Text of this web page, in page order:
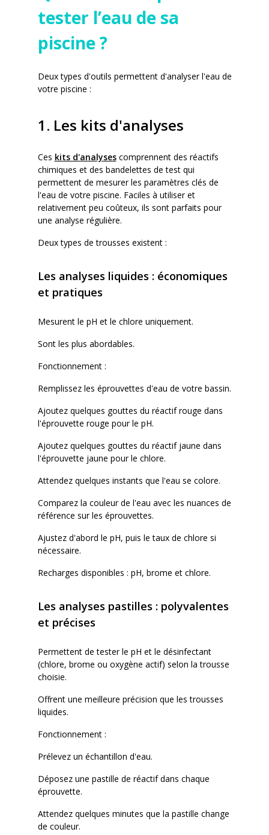
tester l’eau de sa
piscine ?
Deux types d'outils permettent d'analyser l'eau de
votre piscine :
1. Les kits d'analyses
Ces kits d'analysescomprennent des réactifs
chimiques et des bandelettes de test qui
permettent de mesurer les paramètres clés de
l'eau de votre piscine. Faciles à utiliser et
relativement peu coûteux, ils sont parfaits pour
une analyse régulière.
Deux types de trousses existent :
Les analyses liquides : économiques
et pratiques
Mesurent le pH et le chlore uniquement.
Sont les plus abordables.
Fonctionnement :
Remplissez les éprouvettes d'eau de votre bassin.
Ajoutez quelques gouttes du réactif rouge dans
l'éprouvette rouge pour le pH.
Ajoutez quelques gouttes du réactif jaune dans
l'éprouvette jaune pour le chlore.
Attendez quelques instants que l'eau se colore.
Comparez la couleur de l'eau avec les nuances de
référence sur les éprouvettes.
Ajustez d'abord le pH, puis le taux de chlore si
nécessaire.
Recharges disponibles : pH, brome et chlore.
Les analyses pastilles : polyvalentes
et précises
Permettent de tester le pH et le désinfectant
(chlore, brome ou oxygène actif) selon la trousse
choisie.
Offrent une meilleure précision que les trousses
liquides.
Fonctionnement :
Prélevez un échantillon d'eau.
Déposez une pastille de réactif dans chaque
éprouvette.
Attendez quelques minutes que la pastille change
de couleur.